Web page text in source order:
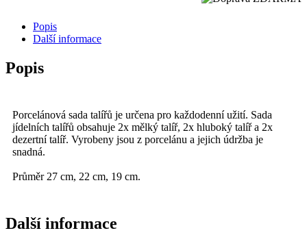
Popis
Další informace
Popis
Porcelánová sada talířů je určena pro každodenní užití. Sada
jídelních talířů obsahuje 2x mělký talíř, 2x hluboký talíř a 2x
dezertní talíř. Vyrobeny jsou z porcelánu a jejich údržba je
snadná.
Průměr 27 cm, 22 cm, 19 cm.
Další informace